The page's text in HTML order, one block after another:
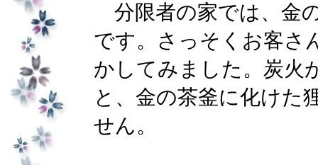
分限者の家では、金
です。さっそくお客さ
かしてみました。炭火
と、金の茶釜に化けた
せん。